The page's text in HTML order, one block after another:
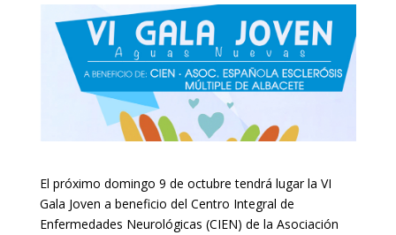
El próximo domingo 9 de octubre tendrá lugar la VI
Gala Joven a beneficio del Centro Integral de
Enfermedades Neurológicas (CIEN) de la Asociación